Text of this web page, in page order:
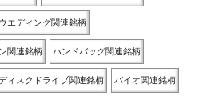
エディング関連銘柄
関連銘柄 ハンドバッグ関連銘柄
ィスクドライブ関連銘柄 バイオ関連銘柄